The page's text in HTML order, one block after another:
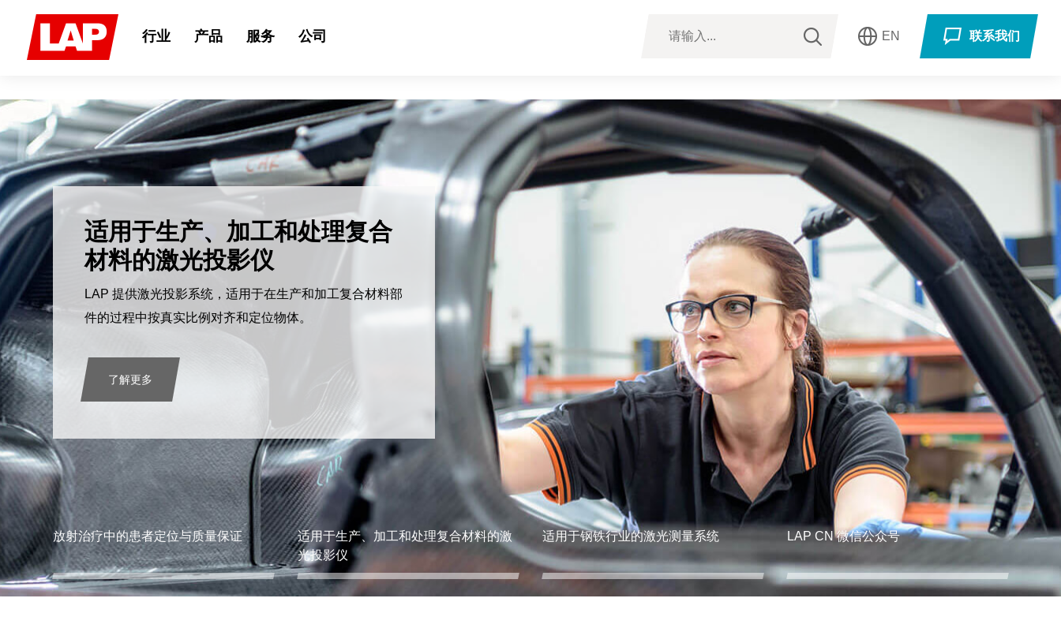
行业 产品 服务 公司 EN 联系我们
适用于钢铁行业的激光测量系
统
LAP 基于激光的非接触式测量系统是轧钢厂用于实现非接
触式质量保证的先进解决方案。
了解更多
放射治疗中的患者定位与质量保证
适用于生产、加工和处理复合材料的激
光投影仪
适用于钢铁行业的激光测量系统 LAP CN 微信公众号